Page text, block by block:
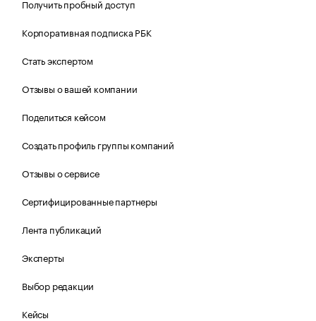
Получить пробный доступ
Корпоративная подписка РБК
Стать экспертом
Отзывы о вашей компании
Поделиться кейсом
Создать профиль группы компаний
Отзывы о сервисе
Сертифицированные партнеры
Лента публикаций
Эксперты
Выбор редакции
Кейсы